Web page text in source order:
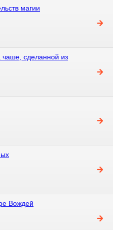
магии
сделанной из
Вождей